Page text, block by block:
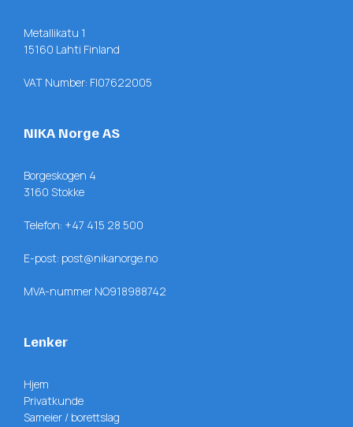
Metallikatu 1
15160 Lahti Finland
VAT Number: FI07622005
NIKA Norge AS
Borgeskogen 4
3160 Stokke
Telefon: +47 415 28 500
E-post: post@nikanorge.no
MVA-nummer NO918988742
Lenker
Hjem
Privatkunde
Sameier / borettslag